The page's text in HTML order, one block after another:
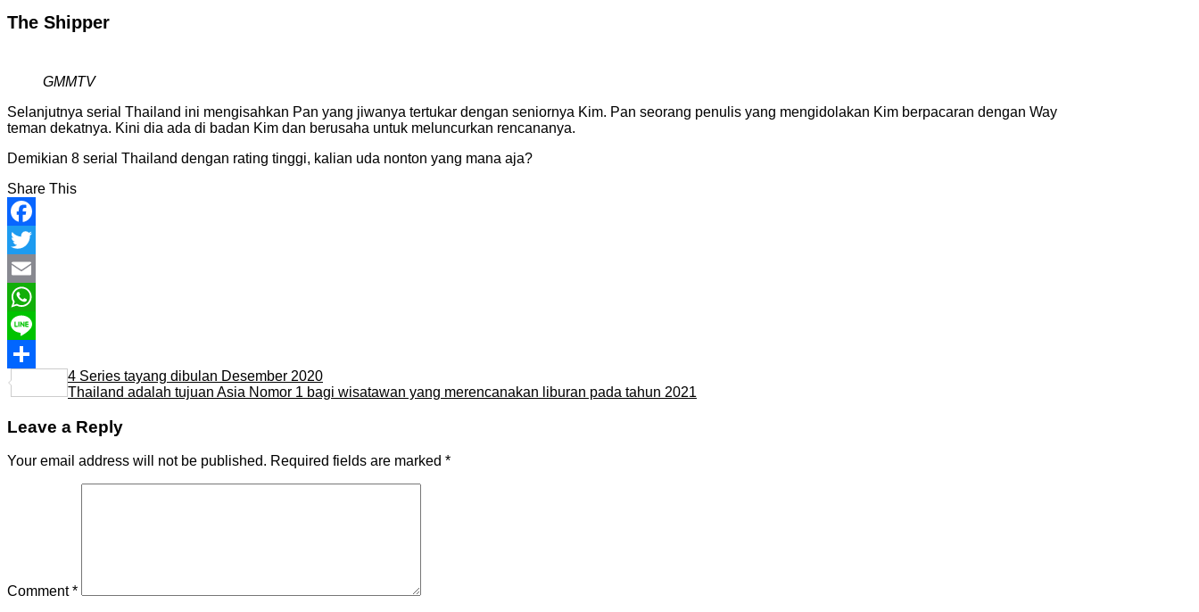
The Shipper
GMMTV
Selanjutnya serial Thailand ini mengisahkan Pan yang jiwanya tertukar dengan seniornya Kim. Pan seorang penulis yang mengidolakan Kim berpacaran dengan Way
teman dekatnya. Kini dia ada di badan Kim dan berusaha untuk meluncurkan rencananya.
Demikian 8 serial Thailand dengan rating tinggi, kalian uda nonton yang mana aja?
Share This
Facebook
Twitter
Email
WhatsApp
Line
Share
4 Series tayang dibulan Desember 2020
Thailand adalah tujuan Asia Nomor 1 bagi wisatawan yang merencanakan liburan pada tahun 2021
Leave a Reply
Your email address will not be published. Required fields are marked *
Comment*